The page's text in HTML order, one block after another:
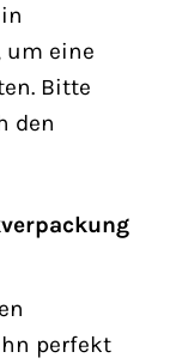
um eine
Bitte
den
perfekt